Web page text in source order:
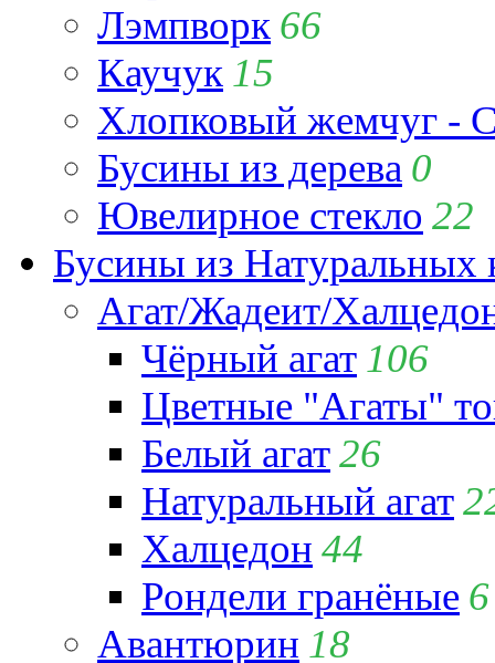
Лэмпворк 66
Каучук 15
Хлопковый жемчуг -
Бусины из дерева 0
Ювелирное стекло 22
Бусины из Натуральных
Агат/Жадеит/
Чёрный агат 106
Цветные "Агаты"
Белый агат26
Натуральный агат
Халцедон 44
Рондели гранёные 6
Авантюрин 18